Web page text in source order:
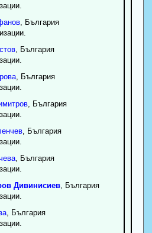
, България
, България
, България
, България
, България
, България
Дивинисиев, България
, България